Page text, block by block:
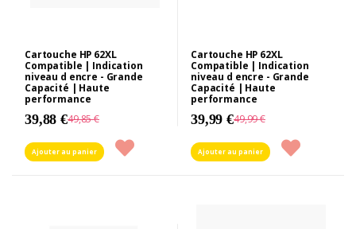
Cartouche HP 62XL
Compatible | Indication
niveau d encre - Grande
Capacité | Haute
performance
39,88 €49,85 €
Ajouter au panier
Cartouche HP 62XL
Compatible | Indication
niveau d encre - Grande
Capacité | Haute
performance
39,99 €49,99 €
Ajouter au panier